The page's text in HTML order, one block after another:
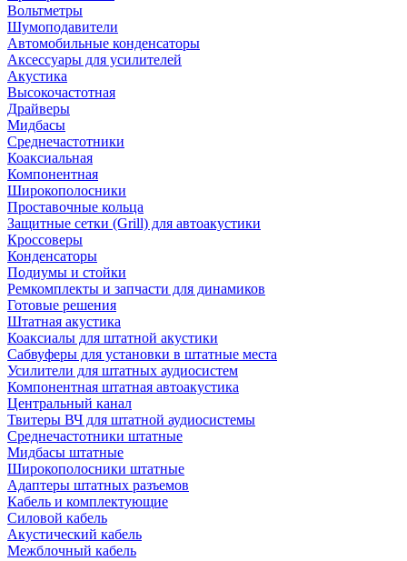
Вольтметры
Шумоподавители
Автомобильные конденсаторы
Аксессуары для усилителей
Акустика
Высокочастотная
Драйверы
Мидбасы
Среднечастотники
Коаксиальная
Компонентная
Широкополосники
Проставочные кольца
Защитные сетки (Grill) для автоакустики
Кроссоверы
Конденсаторы
Подиумы и стойки
Ремкомплекты и запчасти для динамиков
Готовые решения
Штатная акустика
Коаксиалы для штатной акустики
Сабвуферы для установки в штатные места
Усилители для штатных аудиосистем
Компонентная штатная автоакустика
Центральный канал
Твитеры ВЧ для штатной аудиосистемы
Среднечастотники штатные
Мидбасы штатные
Широкополосники штатные
Адаптеры штатных разъемов
Кабель и комплектующие
Силовой кабель
Акустический кабель
Межблочный кабель